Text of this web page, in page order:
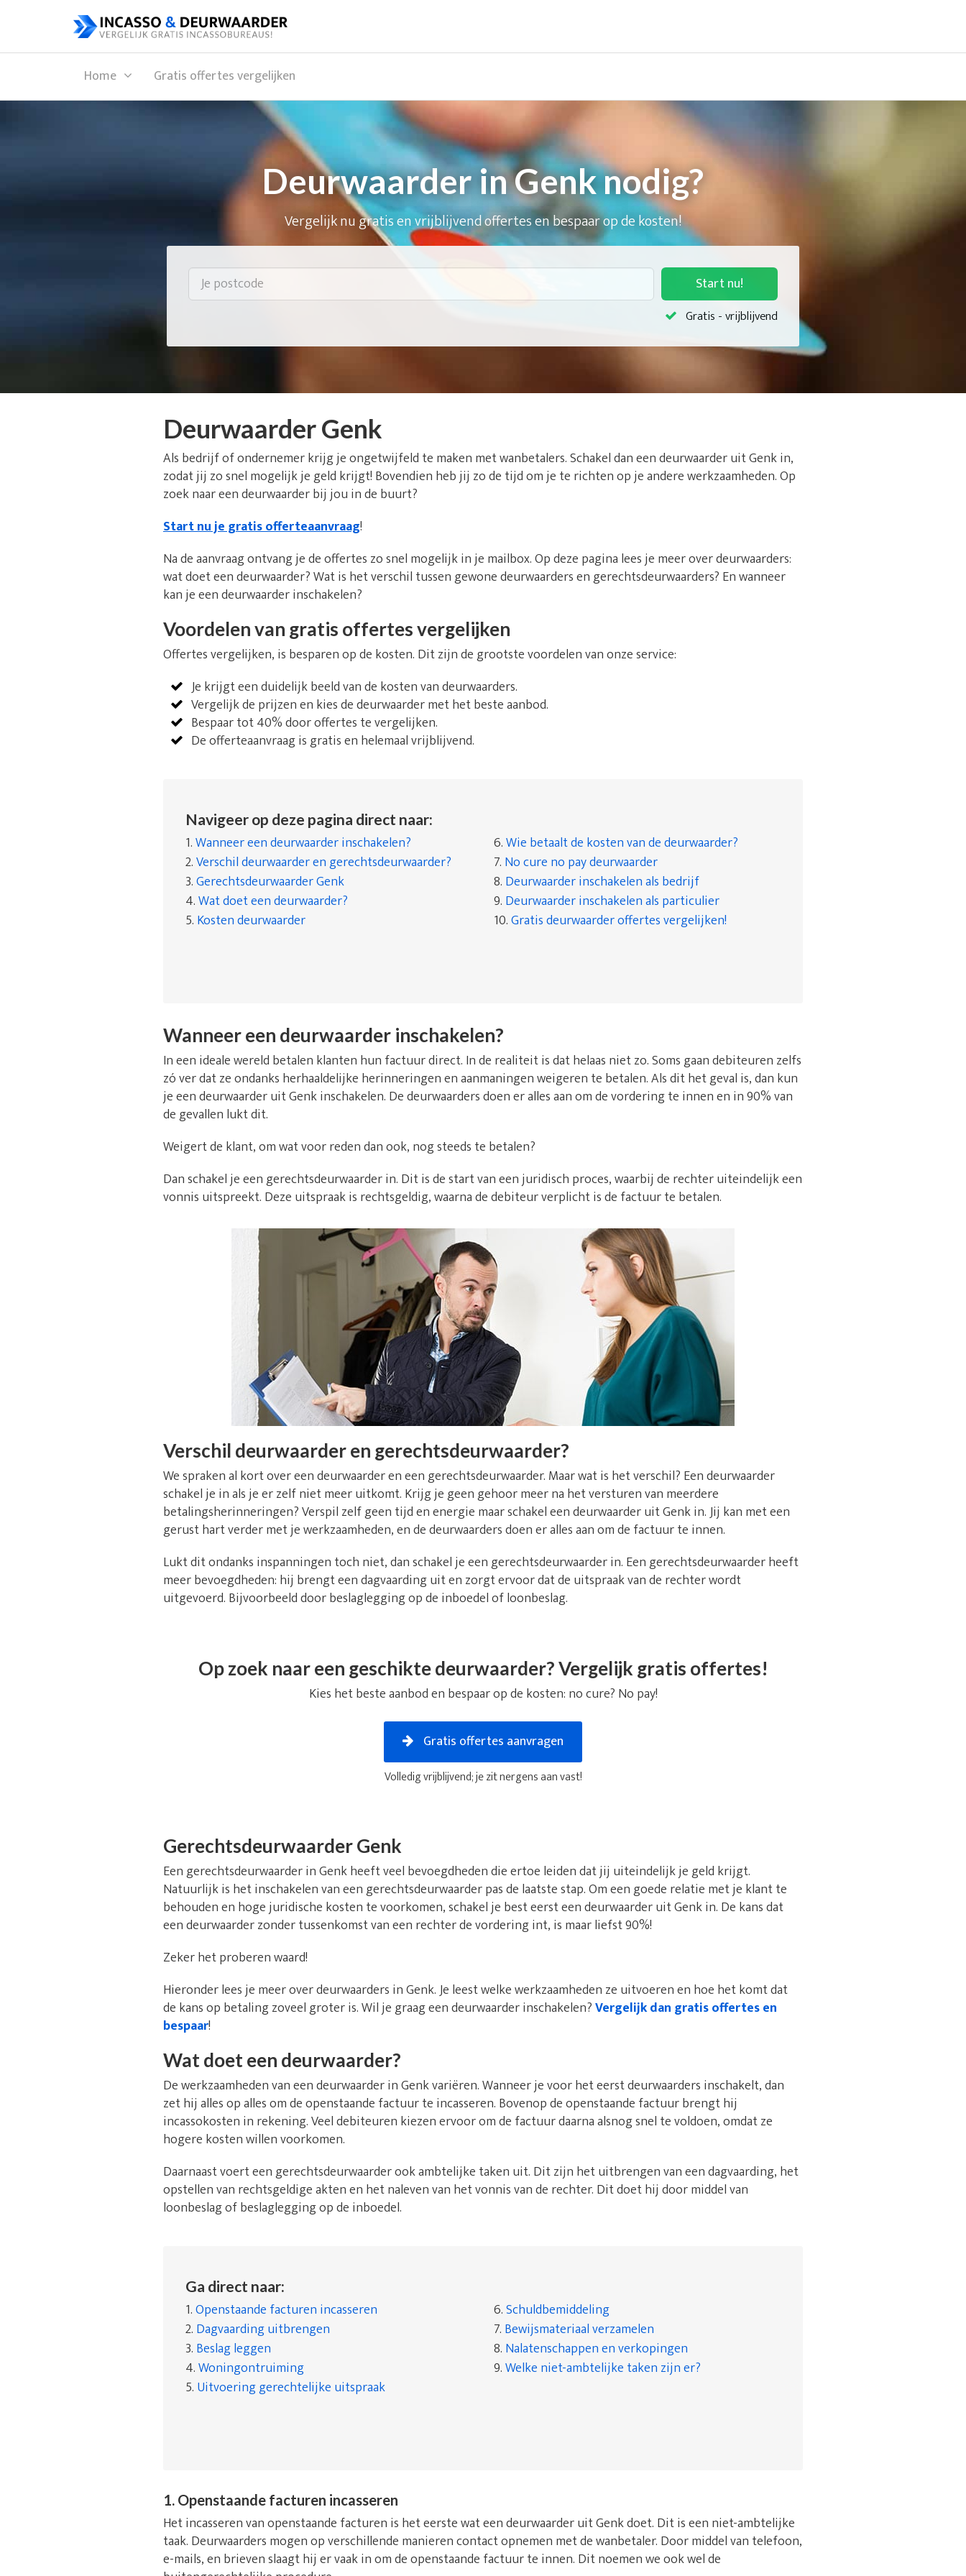
Home Gratis offertes vergelijken
Deurwaarder in Genk nodig?
Vergelijk nu gratis en vrijblijvend offertes en bespaar op de kosten!
Start nu!
Gratis - vrijblijvend
Deurwaarder Genk
Als bedrijf of ondernemer krijg je ongetwijfeld te maken met wanbetalers. Schakel dan een deurwaarder uit Genk in,
zodat jij zo snel mogelijk je geld krijgt! Bovendien heb jij zo de tijd om je te richten op je andere werkzaamheden. Op
zoek naar een deurwaarder bij jou in de buurt?
Start nu je gratis offerteaanvraag!
Na de aanvraag ontvang je de offertes zo snel mogelijk in je mailbox. Op deze pagina lees je meer over deurwaarders:
wat doet een deurwaarder? Wat is het verschil tussen gewone deurwaarders en gerechtsdeurwaarders? En wanneer
kan je een deurwaarder inschakelen?
Voordelen van gratis offertes vergelijken
Offertes vergelijken, is besparen op de kosten. Dit zijn de grootste voordelen van onze service:
Je krijgt een duidelijk beeld van de kosten van deurwaarders.
Vergelijk de prijzen en kies de deurwaarder met het beste aanbod.
Bespaar tot 40% door offertes te vergelijken.
De offerteaanvraag is gratis en helemaal vrijblijvend.
Navigeer op deze pagina direct naar:
1.Wanneer een deurwaarder inschakelen?
2.Verschil deurwaarder en gerechtsdeurwaarder?
3.Gerechtsdeurwaarder Genk
4.Wat doet een deurwaarder?
5. Kosten deurwaarder
6.Wie betaalt de kosten van de deurwaarder?
7. No cure no pay deurwaarder
8. Deurwaarder inschakelen als bedrijf
9. Deurwaarder inschakelen als particulier
10.Gratis deurwaarder offertes vergelijken!
Wanneer een deurwaarder inschakelen?
In een ideale wereld betalen klanten hun factuur direct. In de realiteit is dat helaas niet zo. Soms gaan debiteuren zelfs
zó ver dat ze ondanks herhaaldelijke herinneringen en aanmaningen weigeren te betalen. Als dit het geval is, dan kun
je een deurwaarder uit Genk inschakelen. De deurwaarders doen er alles aan om de vordering te innen en in 90% van
de gevallen lukt dit.
Weigert de klant, om wat voor reden dan ook, nog steeds te betalen?
Dan schakel je een gerechtsdeurwaarder in. Dit is de start van een juridisch proces, waarbij de rechter uiteindelijk een
vonnis uitspreekt. Deze uitspraak is rechtsgeldig, waarna de debiteur verplicht is de factuur te betalen.
Verschil deurwaarder en gerechtsdeurwaarder?
We spraken al kort over een deurwaarder en een gerechtsdeurwaarder. Maar wat is het verschil? Een deurwaarder
schakel je in als je er zelf niet meer uitkomt. Krijg je geen gehoor meer na het versturen van meerdere
betalingsherinneringen? Verspil zelf geen tijd en energie maar schakel een deurwaarder uit Genk in. Jij kan met een
gerust hart verder met je werkzaamheden, en de deurwaarders doen er alles aan om de factuur te innen.
Lukt dit ondanks inspanningen toch niet, dan schakel je een gerechtsdeurwaarder in. Een gerechtsdeurwaarder heeft
meer bevoegdheden: hij brengt een dagvaarding uit en zorgt ervoor dat de uitspraak van de rechter wordt
uitgevoerd. Bijvoorbeeld door beslaglegging op de inboedel of loonbeslag.
Op zoek naar een geschikte deurwaarder? Vergelijk gratis offertes!
Kies het beste aanbod en bespaar op de kosten: no cure? No pay!
Gratis offertes aanvragen
Volledig vrijblijvend; je zit nergens aan vast!
Gerechtsdeurwaarder Genk
Een gerechtsdeurwaarder in Genk heeft veel bevoegdheden die ertoe leiden dat jij uiteindelijk je geld krijgt.
Natuurlijk is het inschakelen van een gerechtsdeurwaarder pas de laatste stap. Om een goede relatie met je klant te
behouden en hoge juridische kosten te voorkomen, schakel je best eerst een deurwaarder uit Genk in. De kans dat
een deurwaarder zonder tussenkomst van een rechter de vordering int, is maar liefst 90%!
Zeker het proberen waard!
Hieronder lees je meer over deurwaarders in Genk. Je leest welke werkzaamheden ze uitvoeren en hoe het komt dat
de kans op betaling zoveel groter is. Wil je graag een deurwaarder inschakelen?Vergelijk dan gratis offertes en
bespaar!
Wat doet een deurwaarder?
De werkzaamheden van een deurwaarder in Genk variëren. Wanneer je voor het eerst deurwaarders inschakelt, dan
zet hij alles op alles om de openstaande factuur te incasseren. Bovenop de openstaande factuur brengt hij
incassokosten in rekening. Veel debiteuren kiezen ervoor om de factuur daarna alsnog snel te voldoen, omdat ze
hogere kosten willen voorkomen.
Daarnaast voert een gerechtsdeurwaarder ook ambtelijke taken uit. Dit zijn het uitbrengen van een dagvaarding, het
opstellen van rechtsgeldige akten en het naleven van het vonnis van de rechter. Dit doet hij door middel van
loonbeslag of beslaglegging op de inboedel.
Ga direct naar:
1.Openstaande facturen incasseren
2. Dagvaarding uitbrengen
3. Beslag leggen
4.Woningontruiming
5. Uitvoering gerechtelijke uitspraak
6.Schuldbemiddeling
7. Bewijsmateriaal verzamelen
8. Nalatenschappen en verkopingen
9.Welke niet-ambtelijke taken zijn er?
1. Openstaande facturen incasseren
Het incasseren van openstaande facturen is het eerste wat een deurwaarder uit Genk doet. Dit is een niet-ambtelijke
taak. Deurwaarders mogen op verschillende manieren contact opnemen met de wanbetaler. Door middel van telefoon,
e-mails, en brieven slaagt hij er vaak in om de openstaande factuur te innen. Dit noemen we ook wel de